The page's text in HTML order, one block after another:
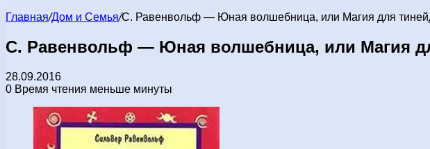
Главная/Дом и Семья/С. Равенвольф — Юная волшебница, или Магия для
С. Равенвольф — Юная волшебница, или Магия
28.09.2016
0 Время чтения меньше минуты